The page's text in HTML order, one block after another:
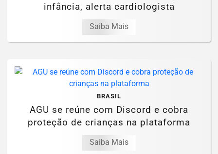
infância, alerta cardiologista
Saiba Mais
BRASIL
AGU se reúne com Discord e cobra
proteção de crianças na plataforma
Saiba Mais